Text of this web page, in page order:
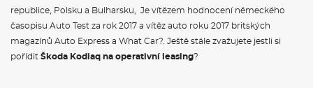
Ochrana hran dveří
Boční airbagy vzadu
Family paket
Nezávislé topení
republice, Polsku a Bulharsku, Je vítězem hodnocení německého
časopisu Auto Test za rok 2017 a vítěz auto roku 2017 britských
magazínů Auto Express a What Car?. Ještě stále zvažujete jestli si
pořídit Škoda Kodiaq na operativní leasing?